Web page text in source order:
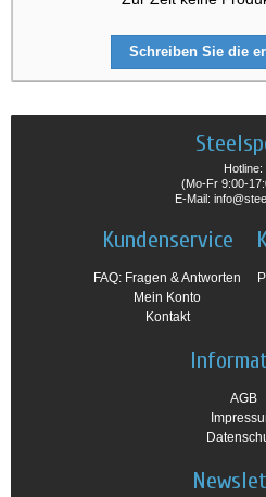
Schreiben Sie die
Hotline:
(Mo-Fr 9:00-
E-Mail:
Kundenservice
FAQ: Fragen & Antworten
Mein Konto
Kontakt
AGB